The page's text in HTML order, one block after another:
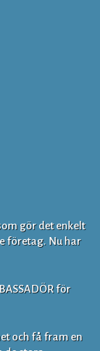
gör det enkelt
företag. Nu har
för
och få fram en